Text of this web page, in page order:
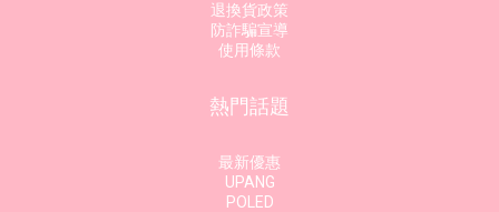
退換貨政策
防詐騙宣導
使用條款
熱門話題
最新優惠
UPANG
POLED